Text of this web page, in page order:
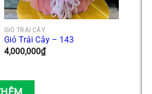
GIỎ TRÁI CÂY
Giỏ Trái Cây – 143
4,000,000₫